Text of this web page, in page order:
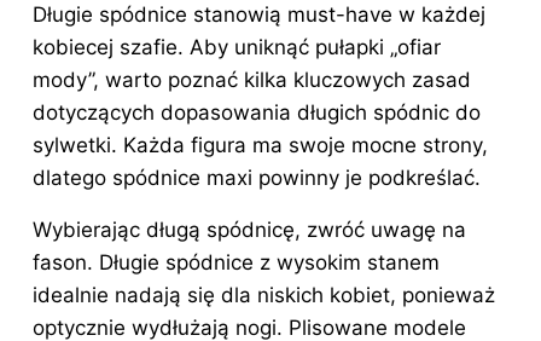
c
e
b
o
o
k
er
e
st
k
e
dI
n
k
o
p
d
di
t
m
bl
r
Długie spódnice stanowią must-have w każdej
kobiecej szafie. Aby uniknąć pułapki „ofiar
mody”, warto poznać kilka kluczowych zasad
dotyczących dopasowania długich spódnic do
sylwetki. Każda figura ma swoje mocne strony,
dlatego spódnice maxi powinny je podkreślać.
Wybierając długą spódnicę, zwróć uwagę na
fason. Długie spódnice z wysokim stanem
idealnie nadają się dla niskich kobiet, ponieważ
optycznie wydłużają nogi. Plisowane modele